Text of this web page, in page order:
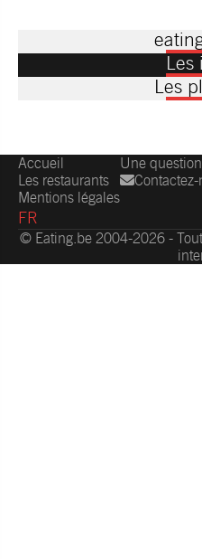
Les
Les
Accueil
Les restaurants
Mentions légales
Une
FR
© Eating.be 2004-2026 -